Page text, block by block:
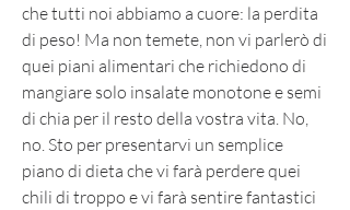
che tutti noi abbiamo a cuore: la perdita
di peso! Ma non temete, non vi parlerò di
quei piani alimentari che richiedono di
mangiare solo insalate monotone e semi
di chia per il resto della vostra vita. No,
no. Sto per presentarvi un semplice
piano di dieta che vi farà perdere quei
chili di troppo e vi farà sentire fantastici